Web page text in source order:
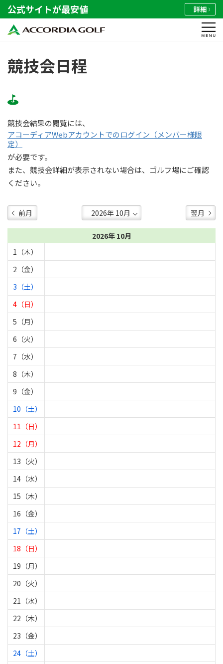
公式サイトが最安値 詳細
競技会日程
競技会結果の閲覧には、
アコーディアWebアカウントでのログイン（メンバー様限
定）
が必要です。
また、競技会詳細が表示されない場合は、ゴルフ場にご確認
ください。
前月 翌月
2026年 10月
1（木）
2（金）
3（土）
4（日）
5（月）
6（火）
7（水）
8（木）
9（金）
10（土）
11（日）
12（月）
13（火）
14（水）
15（木）
16（金）
17（土）
18（日）
19（月）
20（火）
21（水）
22（木）
23（金）
24（土）